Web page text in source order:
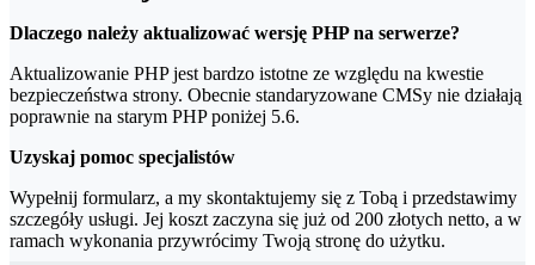
Dlaczego należy aktualizować wersję PHP na serwerze?
Aktualizowanie PHP jest bardzo istotne ze względu na kwestie
bezpieczeństwa strony. Obecnie standaryzowane CMSy nie działają
poprawnie na starym PHP poniżej 5.6.
Uzyskaj pomoc specjalistów
Wypełnij formularz, a my skontaktujemy się z Tobą i przedstawimy
szczegóły usługi. Jej koszt zaczyna się już od 200 złotych netto, a w
ramach wykonania przywrócimy Twoją stronę do użytku.